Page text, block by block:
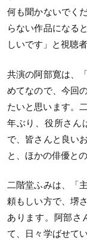
何も聞かないでく
らない作品になる
しいです」と視聴
共演の阿部寛は、
めてなので、今回
たいと思います。
年ぶり、役所さん
で、皆さんと良い
と、ほかの俳優と
二階堂ふみは、「
頼もしい方で、堺
あります。阿部さ
て、日々学ばせて